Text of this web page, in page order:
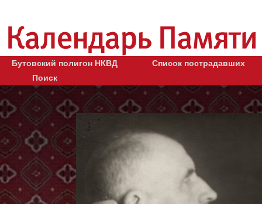
Бутовский полигон НКВД
Список пострадавших
Поиск